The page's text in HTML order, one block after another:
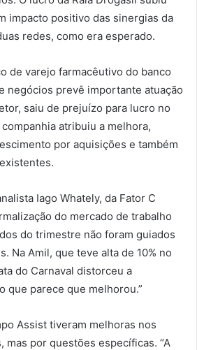
impacto positivo das sinergias da
redes, como era esperado.
de varejo farmacêutivo do banco
negócios prevê importante atuação
saiu de prejuízo para lucro no
atribuiu a melhora,
por aquisições e também
Iago Whately, da Fator C
do mercado de trabalho
do trimestre não foram guiados
Na Amil, que teve alta de 10% no
do Carnaval distorceu a
que parece que melhorou.”
Assist tiveram melhoras nos
mas por questões específicas. “A